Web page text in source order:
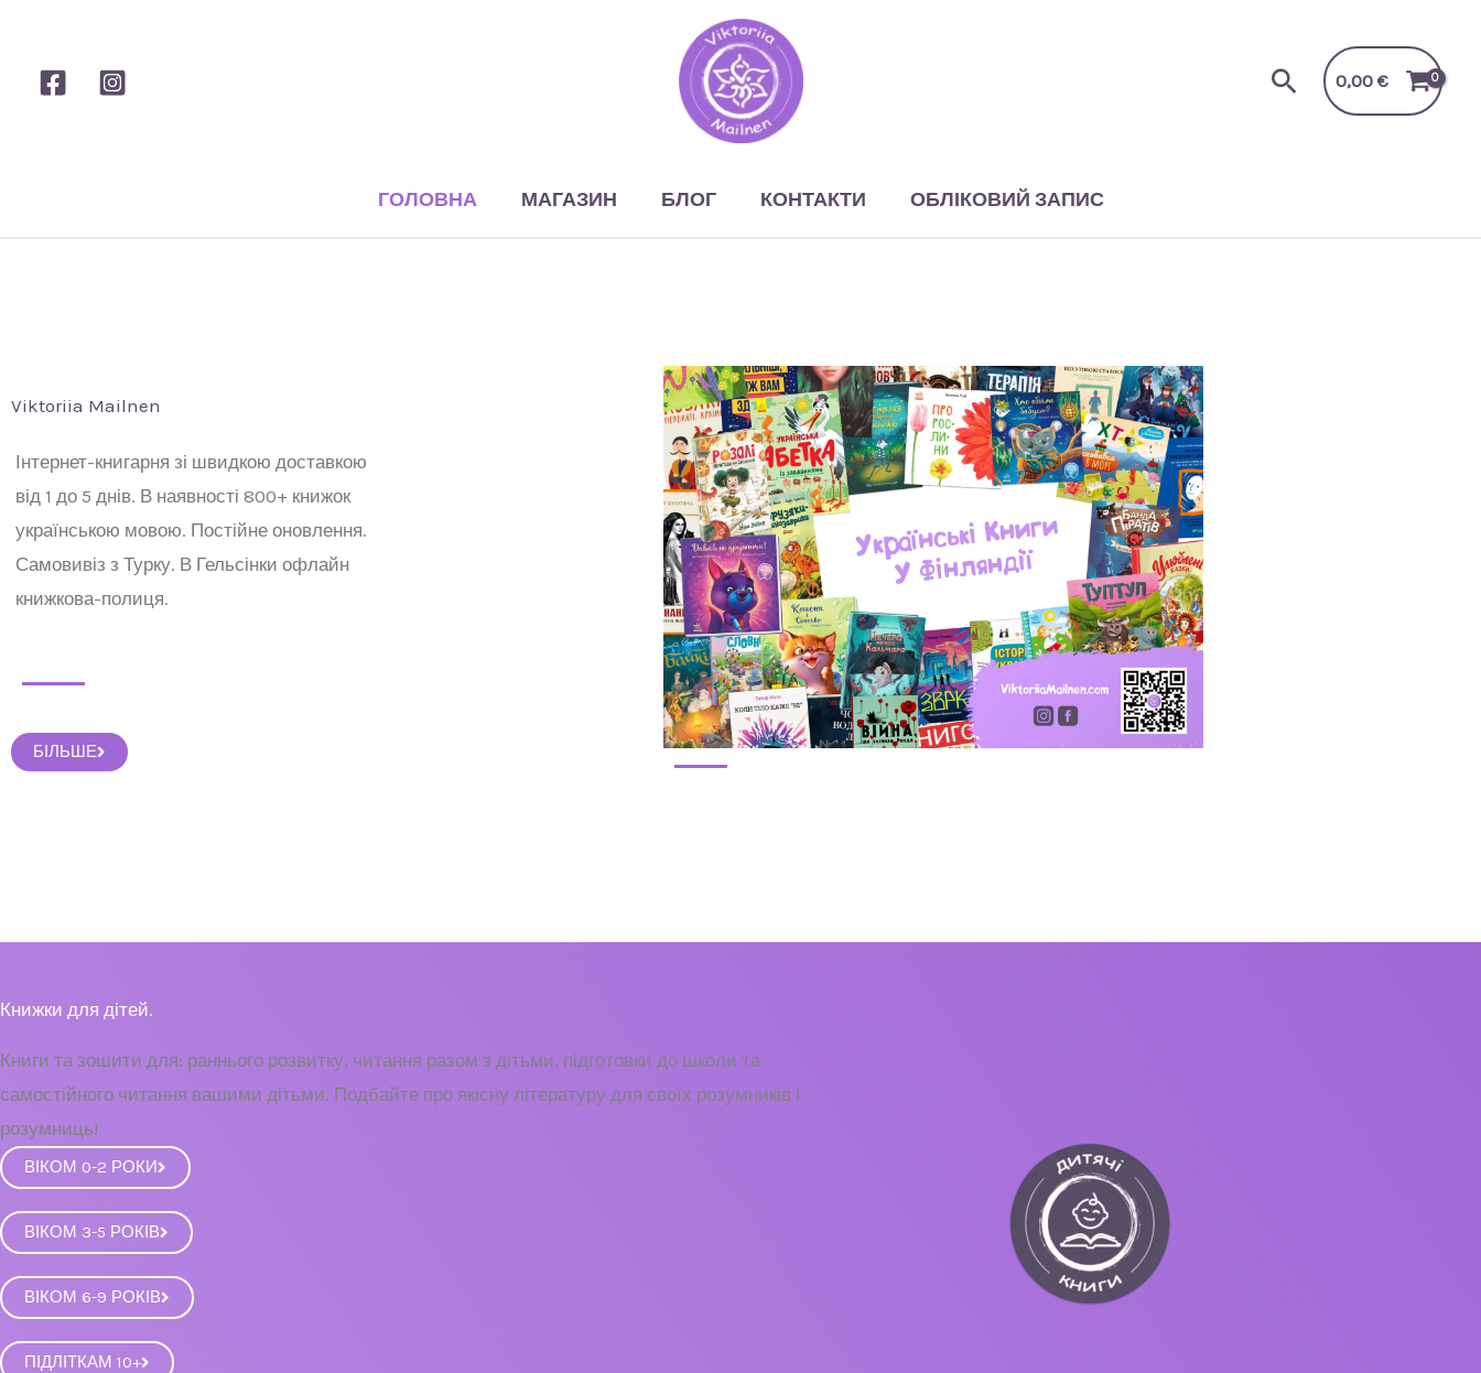
вмісту
Пошук
0,00 €
ГОЛОВНА МАГАЗИН БЛОГ КОНТАКТИ ОБЛІКОВИЙ ЗАПИС
Viktoriia Mailnen
Інтернет-книгарня зі швидкою доставкою
від 1 до 5 днів. В наявності 800+ книжок
українською мовою. Постійне оновлення.
Самовивіз з Турку. В Гельсінки офлайн
книжкова-полиця.
БІЛЬШЕ
Книжки для дітей.
Книги та зошити для: раннього розвитку, читання разом з дітьми, підготовки до школи та
самостійного читання вашими дітьми. Подбайте про якісну літературу для своїх розумників і
розумниць!
ВІКОМ 0-2 РОКИ
ВІКОМ 3-5 РОКІВ
ВІКОМ 6-9 РОКІВ
ПІДЛІТКАМ 10+